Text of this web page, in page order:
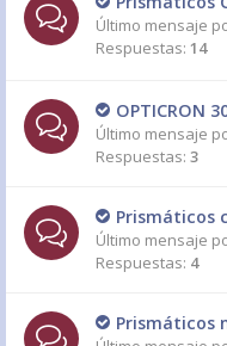
Último mensaje
Respuestas: 14
OPTICRON
Último mensaje
Respuestas: 3
Prismáticos
Último mensaje
Respuestas: 4
Prismáticos